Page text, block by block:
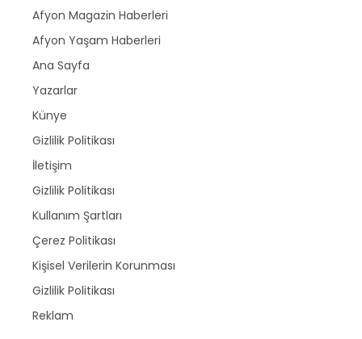
Afyon Magazin Haberleri
Afyon Yaşam Haberleri
Ana Sayfa
Yazarlar
Künye
Gizlilik Politikası
İletişim
Gizlilik Politikası
Kullanım Şartları
Çerez Politikası
Kişisel Verilerin Korunması
Gizlilik Politikası
Reklam